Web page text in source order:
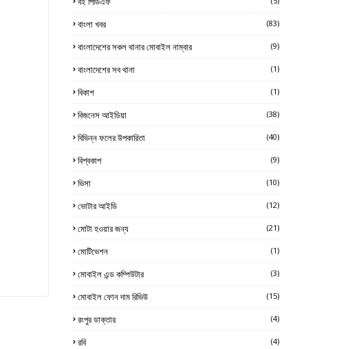
বাংলা খবর (83)
বাংলাদেশের সকল থানার মোবাইল নাম্বার (9)
বাংলাদেশের সব থানা (1)
বিকাশ (1)
বিজনেস আইডিয়া (38)
বিভিন্ন ফলের উপকারিতা (40)
বিশ্বকাপ (9)
ভিসা (10)
ভোটার আইডি (12)
মোটা হওয়ার জন্য (21)
মোটিভেশন (1)
মোবাইল এন্ড কম্পিউটার (3)
মোবাইল ফোন দাম রিভিউ (15)
রংপুর ডাক্তার (4)
রবি (4)